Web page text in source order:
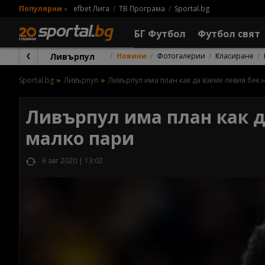
Популярни » efbet Лига ТВ Програма Sportal.bg
БГ Футбол Футбол свят
Ливърпул Новини Фотогалерии Класиране
Sportal.bg Ливърпул Ливърпул има план как да вземе левия
Ливърпул има план как
малко пари
6 авг 2020 | 13:02